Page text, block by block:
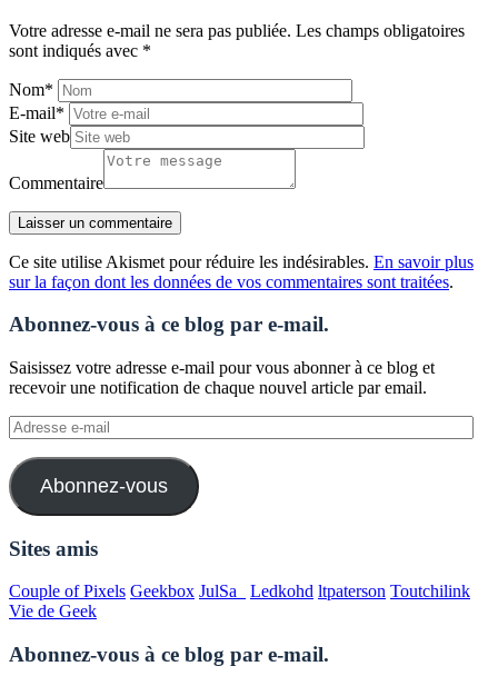
Votre adresse e-mail ne sera pas publiée. Les champs obligatoires
sont indiqués avec *
Nom*
E-mail*
Site web
Commentaire
Ce site utilise Akismet pour réduire les indésirables. En savoir plus
sur la façon dont les données de vos commentaires sont traitées.
Abonnez-vous à ce blog par e-mail.
Saisissez votre adresse e-mail pour vous abonner à ce blog et
recevoir une notification de chaque nouvel article par email.
Adresse
e-
mail
Abonnez-vous
Sites amis
Couple of Pixels Geekbox JulSa_ Ledkohd ltpaterson Toutchilink
Vie de Geek
Abonnez-vous à ce blog par e-mail.